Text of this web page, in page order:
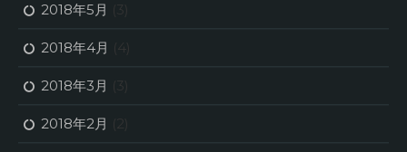
2018年5月 (3)
2018年4月 (4)
2018年3月 (3)
2018年2月 (2)